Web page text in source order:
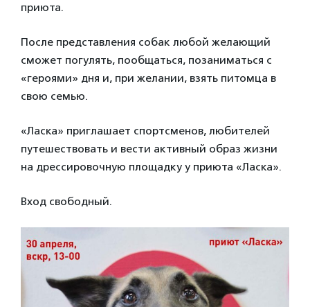
приюта.
После представления собак любой желающий
сможет погулять, пообщаться, позаниматься с
«героями» дня и, при желании, взять питомца в
свою семью.
«Ласка» приглашает спортсменов, любителей
путешествовать и вести активный образ жизни
на дрессировочную площадку у приюта «Ласка».
Вход свободный.